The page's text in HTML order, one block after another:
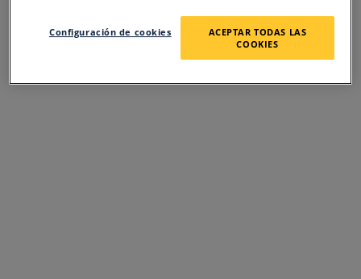
SORRY FOR THE
INCONVENIENCE
Configuración de cookies
ACEPTAR TODAS LAS
COOKIES